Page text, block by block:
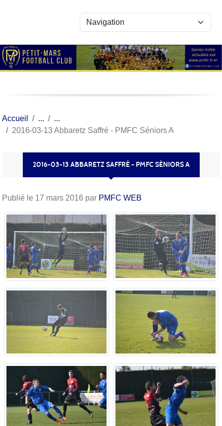
Accueil
2016-03-13 Abbaretz Saffré - PMFC Séniors A
2016-03-13 ABBARETZ SAFFRÉ - PMFC SÉNIORS A
Publié le 17 mars 2016 par PMFC WEB